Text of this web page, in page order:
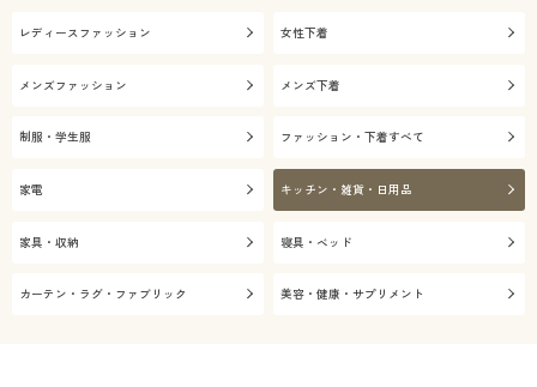
レディースファッション 女性下着
メンズファッション メンズ下着
制服・学生服 ファッション・下着すべて
家電 キッチン・雑貨・日用品
家具・収納 寝具・ベッド
カーテン・ラグ・ファブリック 美容・健康・サプリメント